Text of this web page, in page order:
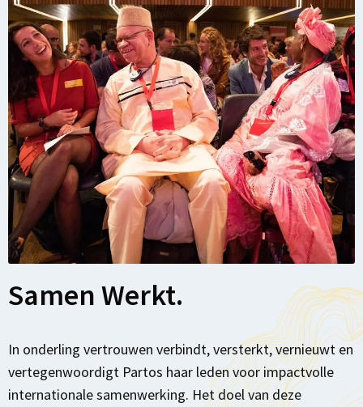
Samen Werkt.
In onderling vertrouwen verbindt, versterkt, vernieuwt en
vertegenwoordigt Partos haar leden voor impactvolle
internationale samenwerking. Het doel van deze